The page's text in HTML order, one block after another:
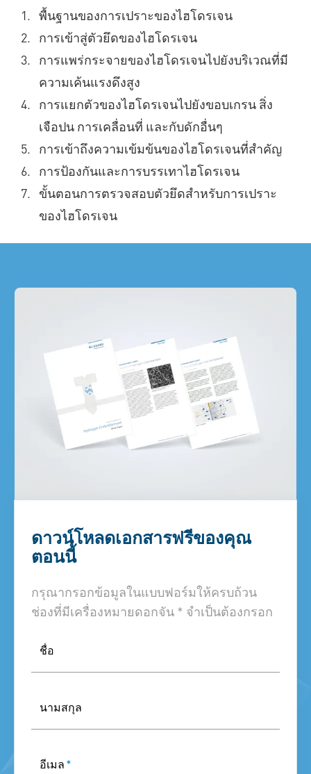
พื้นฐานของการเปราะของไฮโดรเจน
การเข้าสู่ตัวยึดของไฮโดรเจน
การแพร่กระจายของไฮโดรเจนไปยังบริเวณที่มี
ความเค้นแรงดึงสูง
การแยกตัวของไฮโดรเจนไปยังขอบเกรน สิ่ง
เจือปน การเคลื่อนที่ และกับดักอื่นๆ
การเข้าถึงความเข้มข้นของไฮโดรเจนที่สำคัญ
การป้องกันและการบรรเทาไฮโดรเจน
ขั้นตอนการตรวจสอบตัวยึดสำหรับการเปราะ
ของไฮโดรเจน
ดาวน์โหลดเอกสารฟรีของคุณ
ตอนนี้
กรุณากรอกข้อมูลในแบบฟอร์มให้ครบถ้วน
ช่องที่มีเครื่องหมายดอกจัน * จำเป็นต้องกรอก
ชื่อ
นามสกุล
อีเมล*